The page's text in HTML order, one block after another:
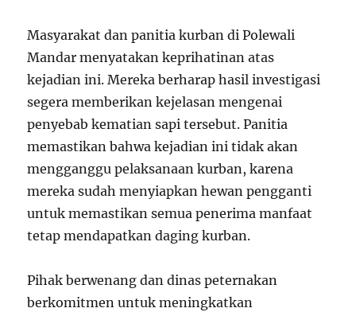
Masyarakat dan panitia kurban di Polewali
Mandar menyatakan keprihatinan atas
kejadian ini. Mereka berharap hasil investigasi
segera memberikan kejelasan mengenai
penyebab kematian sapi tersebut. Panitia
memastikan bahwa kejadian ini tidak akan
mengganggu pelaksanaan kurban, karena
mereka sudah menyiapkan hewan pengganti
untuk memastikan semua penerima manfaat
tetap mendapatkan daging kurban.
Pihak berwenang dan dinas peternakan
berkomitmen untuk meningkatkan